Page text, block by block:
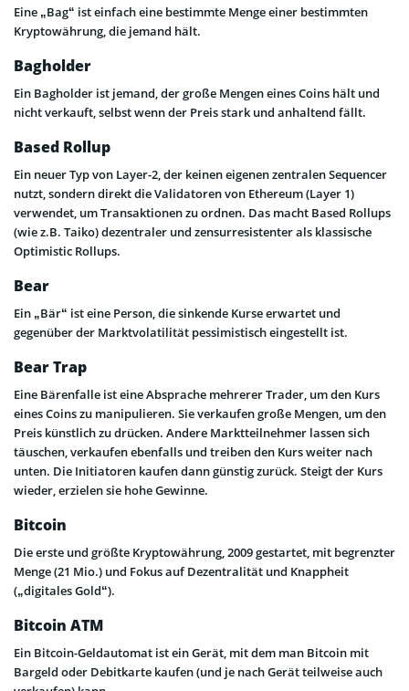
Eine „Bag“ ist einfach eine bestimmte Menge einer bestimmten
Kryptowährung, die jemand hält.
Bagholder
Ein Bagholder ist jemand, der große Mengen eines Coins hält und
nicht verkauft, selbst wenn der Preis stark und anhaltend fällt.
Based Rollup
Ein neuer Typ von Layer-2, der keinen eigenen zentralen Sequencer
nutzt, sondern direkt die Validatoren von Ethereum (Layer 1)
verwendet, um Transaktionen zu ordnen. Das macht Based Rollups
(wie z.B. Taiko) dezentraler und zensurresistenter als klassische
Optimistic Rollups.
Bear
Ein „Bär“ ist eine Person, die sinkende Kurse erwartet und
gegenüber der Marktvolatilität pessimistisch eingestellt ist.
Bear Trap
Eine Bärenfalle ist eine Absprache mehrerer Trader, um den Kurs
eines Coins zu manipulieren. Sie verkaufen große Mengen, um den
Preis künstlich zu drücken. Andere Marktteilnehmer lassen sich
täuschen, verkaufen ebenfalls und treiben den Kurs weiter nach
unten. Die Initiatoren kaufen dann günstig zurück. Steigt der Kurs
wieder, erzielen sie hohe Gewinne.
Bitcoin
Die erste und größte Kryptowährung, 2009 gestartet, mit begrenzter
Menge (21 Mio.) und Fokus auf Dezentralität und Knappheit
(„digitales Gold“).
Bitcoin ATM
Ein Bitcoin-Geldautomat ist ein Gerät, mit dem man Bitcoin mit
Bargeld oder Debitkarte kaufen (und je nach Gerät teilweise auch